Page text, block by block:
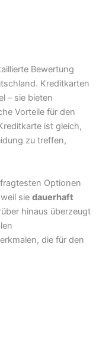
Bewertung
Kreditkarten
– sie bieten
Vorteile für den
ist gleich,
zu treffen,
Optionen
sie dauerhaft
hinaus überzeugt
die für den